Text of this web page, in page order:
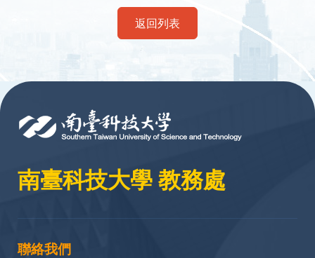
返回列表
南臺科技大學 教務處
聯絡我們